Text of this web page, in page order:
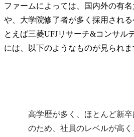
ファームによっては、国内外の有
や、大学院修了者が多く採用され
とえば三菱UFJリサーチ&コンサル
には、以下のようなものが見られま
高学歴が多く、ほとんど新
のため、社員のレベルが高